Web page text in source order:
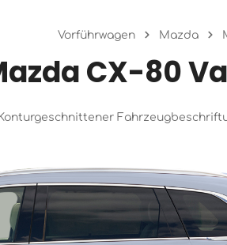
Vorführwagen Mazda
CX-80